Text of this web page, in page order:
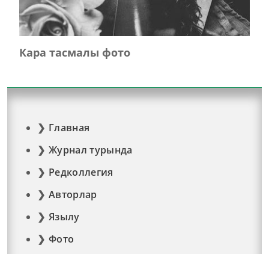
Кара тасмалы фото
Главная
Журнал турында
Редколлегия
Авторлар
Язылу
Фото